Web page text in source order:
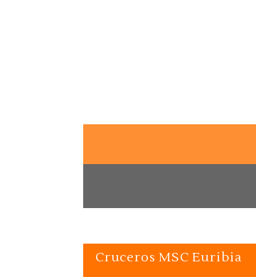
Cruceros MSC Euribia